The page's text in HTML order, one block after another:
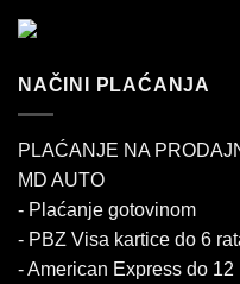
NAČINI PLAĆANJA
PLAĆANJE NA
MD AUTO
- Plaćanje gotovinom
- PBZ Visa kartice do 6
- American Express do 12